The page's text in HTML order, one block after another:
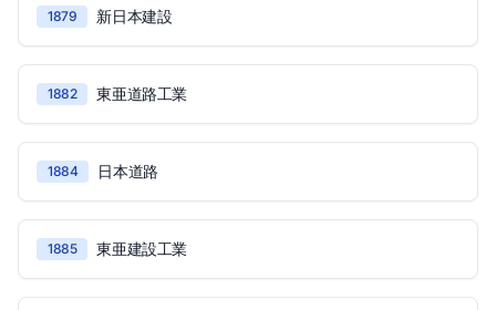
1879 新日本建設
1882 東亜道路工業
1884 日本道路
1885 東亜建設工業